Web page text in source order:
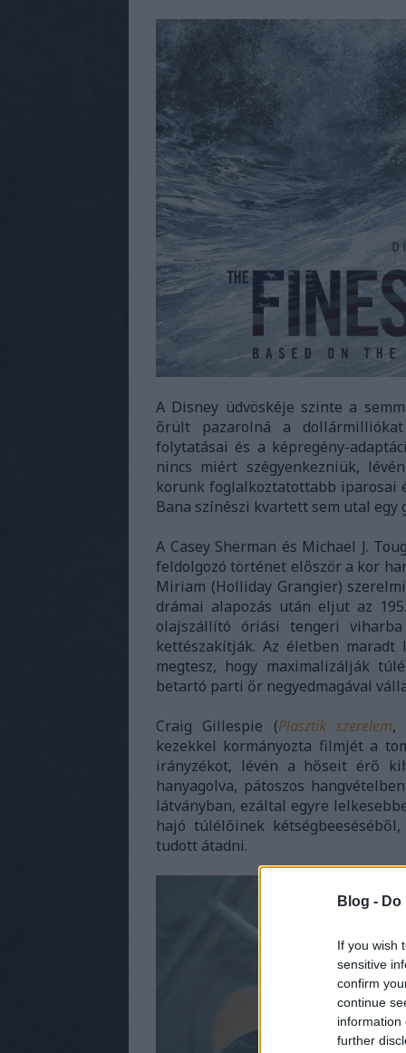
Blog -
If you wish
sensitive
confirm
continue
information
further
A Disney üdvöskéje szinte a
őrült pazarolná a
folytatásai és a képregény-
nincs miért szégyenkezniük,
korunk foglalkoztatottabb iparosai
Bana színészi kvartett sem utal egy
A Casey Sherman és Michael J.
feldolgozó történet először a kor
Miriam (Holliday Grangier)
drámai alapozás után eljut az
olajszállító óriási tengeri
kettészakítják. Az életben maradt
megtesz, hogy maximalizálják
betartó parti őr negyedmagával
Craig Gillespie (Plasztik szerelem,
kezekkel kormányozta filmjét a
irányzékot, lévén a hőseit érő
hanyagolva, pátoszos
látványban, ezáltal egyre
hajó túlélőinek
tudott átadni.